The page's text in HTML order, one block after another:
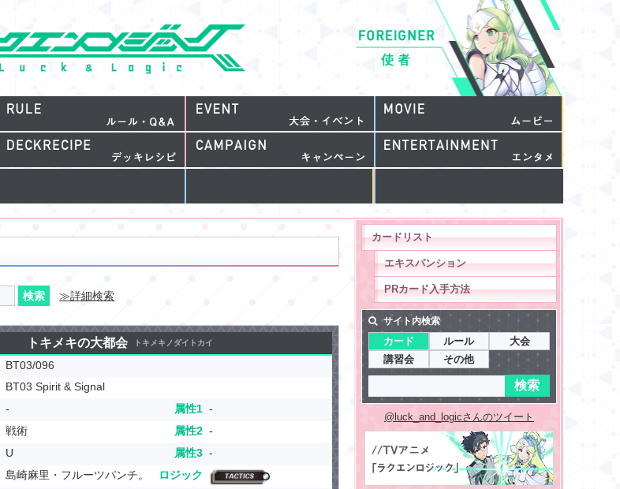
≫詳細検索
トキメキの大都会 トキメキノダイトカイ
BT03/096
BT03 Spirit & Signal
-
戦術
U
島崎麻里・フルーツパンチ。
属性1 -
属性2 -
属性3 -
ロジック
カードリスト
エキスパンション
PRカード入手方法
サイト内検索
カード ルール
大会
講習会
その他
@luck_and_logicさんのツイート